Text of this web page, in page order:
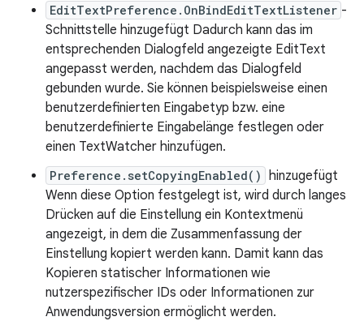
EditTextPreference.OnBindEditTextListener -
Schnittstelle hinzugefügt Dadurch kann das im
entsprechenden Dialogfeld angezeigte EditText
angepasst werden, nachdem das Dialogfeld
gebunden wurde. Sie können beispielsweise einen
benutzerdefinierten Eingabetyp bzw. eine
benutzerdefinierte Eingabelänge festlegen oder
einen TextWatcher hinzufügen.
Preference.setCopyingEnabled() hinzugefügt
Wenn diese Option festgelegt ist, wird durch langes
Drücken auf die Einstellung ein Kontextmenü
angezeigt, in dem die Zusammenfassung der
Einstellung kopiert werden kann. Damit kann das
Kopieren statischer Informationen wie
nutzerspezifischer IDs oder Informationen zur
Anwendungsversion ermöglicht werden.